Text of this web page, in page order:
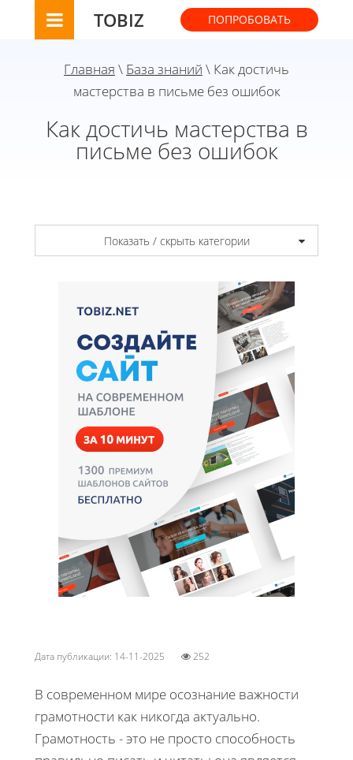
TOBIZ ПОПРОБОВАТЬ
Главная \ База знаний \ Как достичь
мастерства в письме без ошибок
Как достичь мастерства в
письме без ошибок
Показать / скрыть категории
Дата публикации: 14-11-2025 252
В современном мире осознание важности
грамотности как никогда актуально.
Грамотность - это не просто способность